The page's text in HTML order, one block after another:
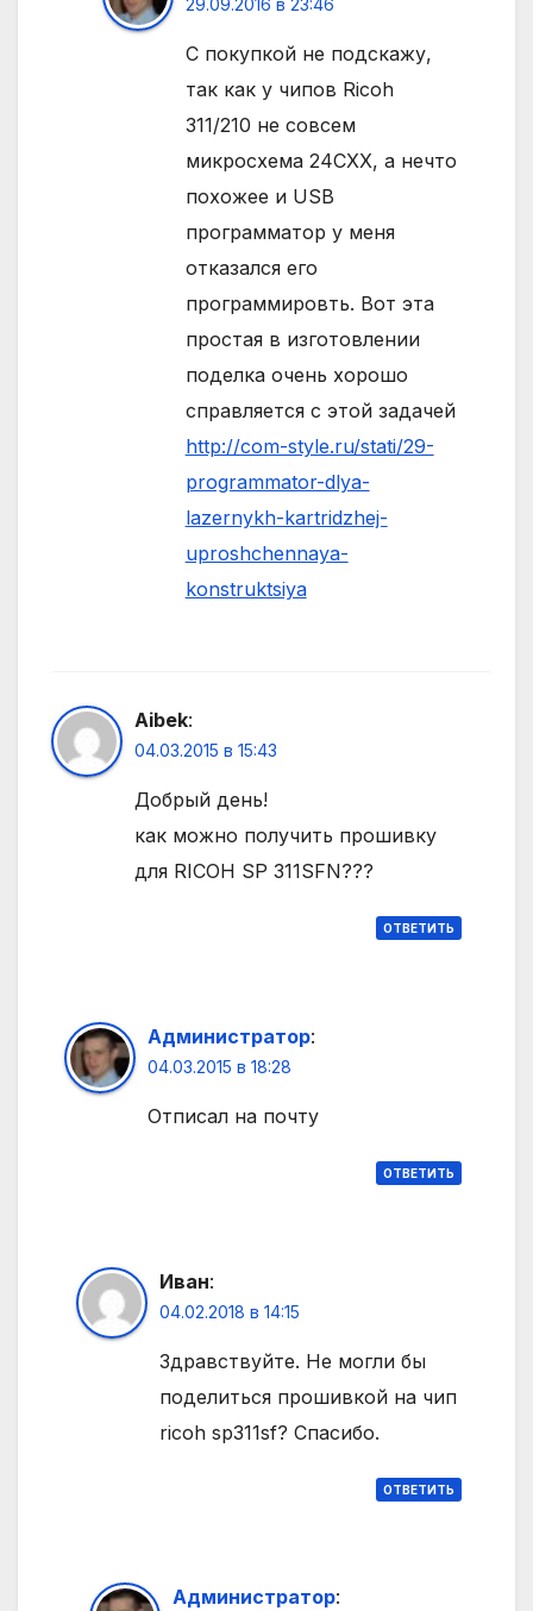
29.09.2016 в 23:46
С покупкой не подскажу,
так как у чипов Ricoh
311/210 не совсем
микросхема 24СXX, а нечто
похожее и USB
программатор у меня
отказался его
программировть. Вот эта
простая в изготовлении
поделка очень хорошо
справляется с этой задачей
http://com-style.ru/stati/29-
programmator-dlya-
lazernykh-kartridzhej-
uproshchennaya-
konstruktsiya
Aibek:
04.03.2015 в 15:43
Добрый день!
как можно получить прошивку
для RICOH SP 311SFN???
ОТВЕТИТЬ
Администратор:
04.03.2015 в 18:28
Отписал на почту
ОТВЕТИТЬ
Иван:
04.02.2018 в 14:15
Здравствуйте. Не могли бы
поделиться прошивкой на чип
ricoh sp311sf? Спасибо.
ОТВЕТИТЬ
Администратор: